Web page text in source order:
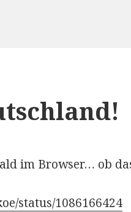
im Browser… ob
status/1086166424